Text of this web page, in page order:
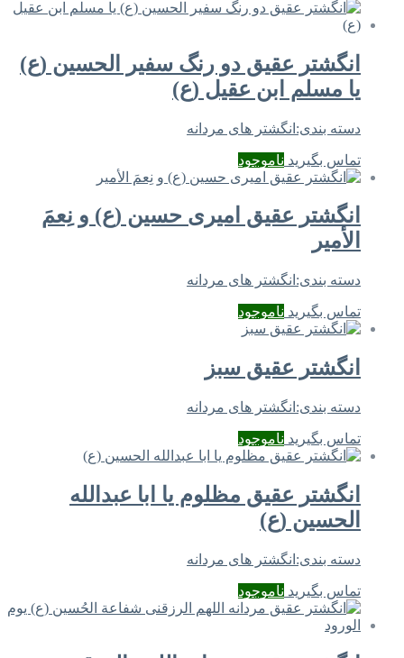
انگشتر عقیق دو رنگ سفیر الحسین (ع)
یا مسلم ابن عقیل (ع)
دسته بندی: انگشتر های مردانه
تماس بگیرید ناموجود
انگشتر عقیق امیری حسین (ع) و نِعمَ
الأمير
دسته بندی: انگشتر های مردانه
تماس بگیرید ناموجود
انگشتر عقیق سبز
دسته بندی: انگشتر های مردانه
تماس بگیرید ناموجود
انگشتر عقیق مظلوم یا ابا عبدالله
الحسین (ع)
دسته بندی: انگشتر های مردانه
تماس بگیرید ناموجود